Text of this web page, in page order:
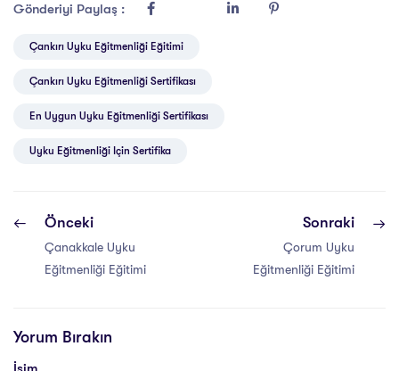
Gönderiyi Paylaş :
Çankırı Uyku Eğitmenliği Eğitimi
Çankırı Uyku Eğitmenliği Sertifikası
En Uygun Uyku Eğitmenliği Sertifikası
Uyku Eğitmenliği Için Sertifika
Önceki
Çanakkale Uyku
Eğitmenliği Eğitimi
Sonraki
Çorum Uyku
Eğitmenliği Eğitimi
Yorum Bırakın